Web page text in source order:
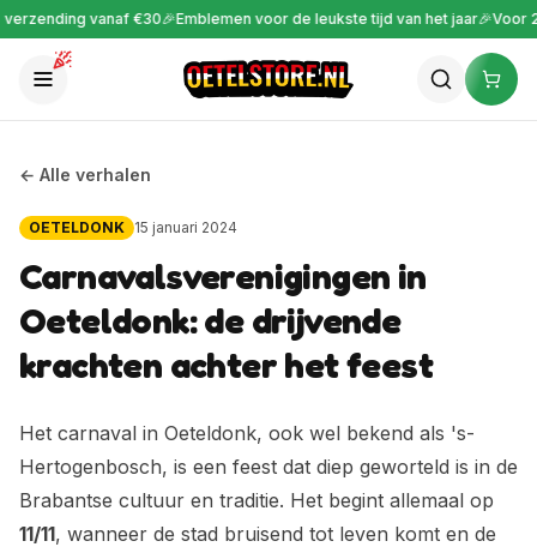
vanaf €30🎉Emblemen voor de leukste tijd van het jaar🎉Voor
← Alle verhalen
OETELDONK 15 januari 2024
Carnavalsverenigingen in
Oeteldonk: de drijvende
krachten achter het feest
Het carnaval in Oeteldonk, ook wel bekend als 's-
Hertogenbosch, is een feest dat diep geworteld is in de
Brabantse cultuur en traditie. Het begint allemaal op
11/11, wanneer de stad bruisend tot leven komt en de